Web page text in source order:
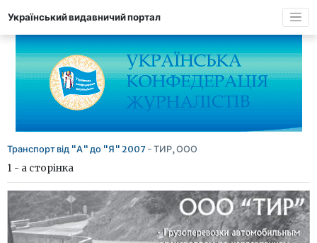
Український видавничий портал
Транспорт від "А" до "Я" 2007- ТИР, ООО
1 - а сторінка